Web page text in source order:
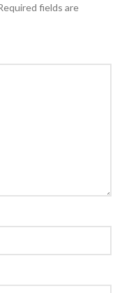
fields are